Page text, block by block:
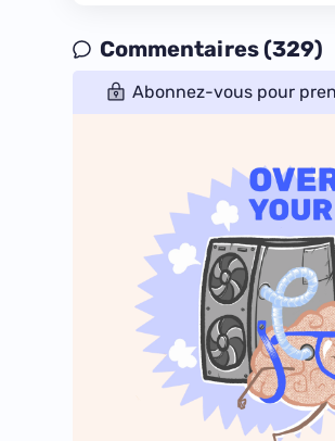
Commentaires (329)
Abonnez-vous pour